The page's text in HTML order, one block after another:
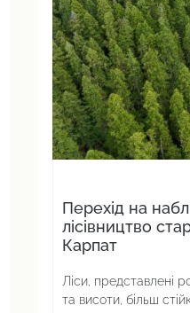
Перехід на
лісівництво
Карпат
Ліси, представлені
та висоти, більш